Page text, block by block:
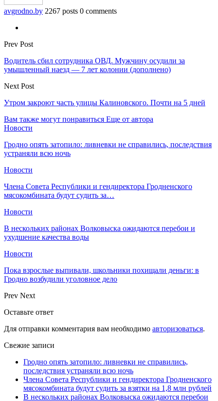
avgrodno.by 2267 posts 0 comments
Prev Post
Водитель сбил сотрудника ОВД. Мужчину осудили за
умышленный наезд — 7 лет колонии (дополнено)
Next Post
Утром закроют часть улицы Калиновского. Почти на 5 дней
Вам также могут понравиться Еще от автора
Новости
Гродно опять затопило: ливневки не справились, последствия
устраняли всю ночь
Новости
Члена Совета Республики и гендиректора Гродненского
мясокомбината будут судить за…
Новости
В нескольких районах Волковыска ожидаются перебои и
ухудшение качества воды
Новости
Пока взрослые выпивали, школьники похищали деньги: в
Гродно возбудили уголовное дело
Prev Next
Оставьте ответ
Для отправки комментария вам необходимо авторизоваться.
Свежие записи
Гродно опять затопило: ливневки не справились,
последствия устраняли всю ночь
Члена Совета Республики и гендиректора Гродненского
мясокомбината будут судить за взятки на 1,8 млн рублей
В нескольких районах Волковыска ожидаются перебои